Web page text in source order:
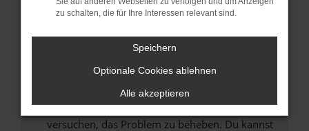
Veraltete Software birgt nicht nur ein
führen, dass bestimmte Funktionen nicht mehr
Wende dich an den Webseitenbetreiber.
Wenn du alle oben genannten Schritte versucht
hast, kontaktiere uns bitte. Wir werden
versuchen, das Problem zu beheben. Du kannst
zu schalten, die für Ihre Interessen relevant sind.
Speichern
Optionale Cookies ablehnen
Alle akzeptieren